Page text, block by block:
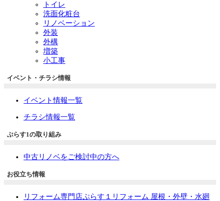
トイレ
洗面化粧台
リノベーション
外装
外構
増築
小工事
イベント・チラシ情報
イベント情報一覧
チラシ情報一覧
ぷらす1の取り組み
中古リノベをご検討中の方へ
お役立ち情報
リフォーム専門店ぷらす１リフォーム 屋根・外壁・水廻